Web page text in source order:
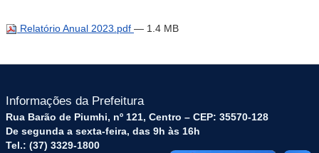
Relatório Anual 2023.pdf — 1.4 MB
Informações da Prefeitura
Rua Barão de Piumhi, nº 121, Centro – CEP: 35570-128
De segunda a sexta-feira, das 9h às 16h
Tel.: (37) 3329-1800